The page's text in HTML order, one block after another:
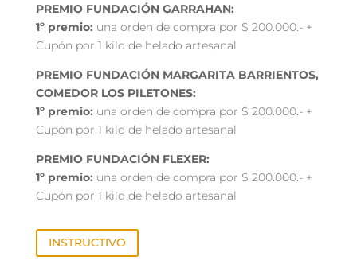
PREMIO FUNDACIÓN GARRAHAN:
1º premio: una orden de compra por $ 200.000.- +
Cupón por 1 kilo de helado artesanal
PREMIO FUNDACIÓN MARGARITA BARRIENTOS,
COMEDOR LOS PILETONES:
1º premio: una orden de compra por $ 200.000.- +
Cupón por 1 kilo de helado artesanal
PREMIO FUNDACIÓN FLEXER:
1º premio: una orden de compra por $ 200.000.- +
Cupón por 1 kilo de helado artesanal
INSTRUCTIVO